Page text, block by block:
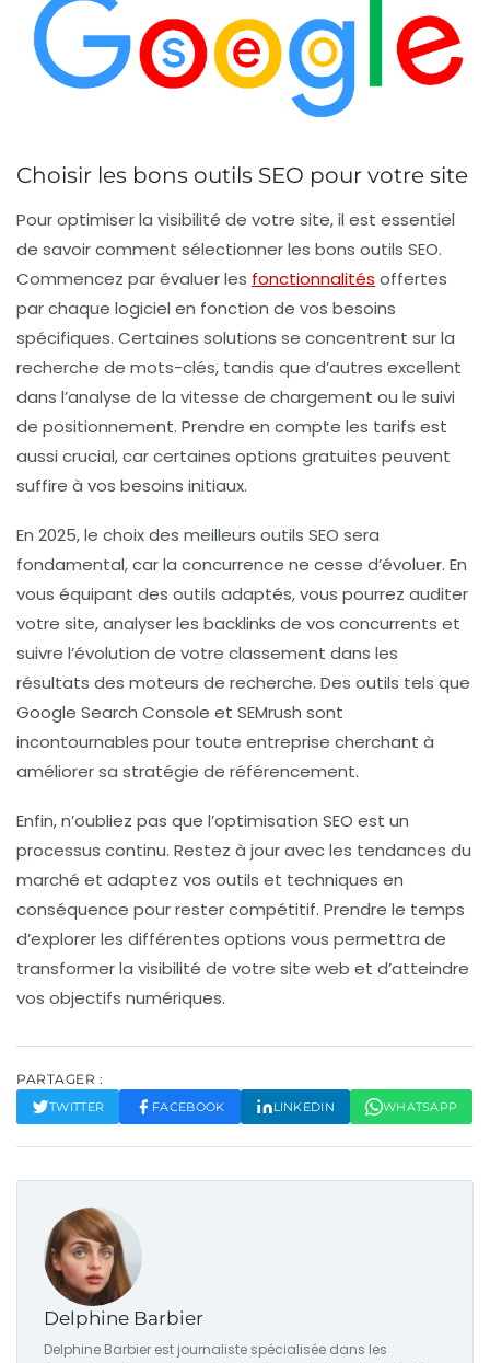
Choisir les bons outils SEO pour votre site
Pouroptimiser la visibilité de votre site, il est essentiel
de savoir comment sélectionner les bons outils SEO.
Commencez par évaluer les fonctionnalités offertes
par chaque logiciel en fonction de vos besoins
spécifiques. Certaines solutions se concentrent sur la
recherche de mots-clés, tandis que d’autres excellent
dans l’analyse de la vitesse de chargement ou le suivi
de positionnement. Prendre en compte les tarifs est
aussi crucial, car certaines options gratuites peuvent
suffire à vos besoins initiaux.
En 2025, le choix des meilleurs outils SEO sera
fondamental, car la concurrence ne cesse d’évoluer. En
vous équipant des outils adaptés, vous pourrez auditer
votre site, analyser les backlinks de vos concurrents et
suivre l’évolution de votre classement dans les
résultats des moteurs de recherche. Des outils tels que
Google Search Console et SEMrush sont
incontournables pour toute entreprise cherchant à
améliorer sa stratégie de référencement.
Enfin, n’oubliez pas que l’optimisation SEO est un
processus continu. Restez à jour avec les tendances du
marché et adaptez vos outils et techniques en
conséquence pour rester compétitif. Prendre le temps
d’explorer les différentes options vous permettra de
transformer la visibilité de votre site web et d’atteindre
vos objectifs numériques.
PARTAGER :
TWITTER FACEBOOK LINKEDIN WHATSAPP
Delphine Barbier
Delphine Barbier est journaliste spécialisée dans les